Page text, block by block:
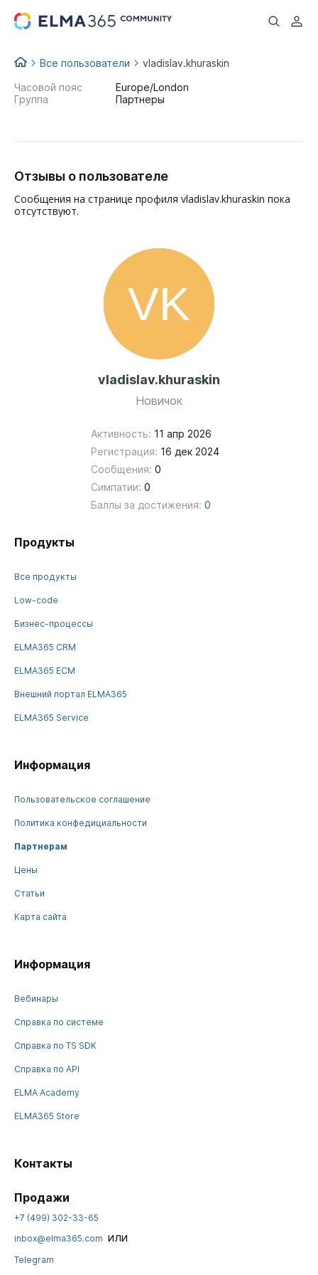
...
Все пользователи vladislav.khuraskin
vladislav.khuraskin
Новичок
Активность: 11 апр 2026
Регистрация: 16 дек 2024
Сообщения: 0
Симпатии: 0
Баллы за достижения: 0
Часовой пояс
Europe/London
Группа
Партнеры
Отзывы о пользователе
Сообщения на странице профиля vladislav.khuraskin пока
отсутствуют.
Продукты
Все продукты
Low-code
Бизнес-процессы
ELMA365 CRM
ELMA365 ECM
Внешний портал ELMA365
ELMA365 Service
Информация
Пользовательское соглашение
Политика конфедициальности
Партнерам
Цены
Статьи
Карта сайта
Информация
Вебинары
Справка по системе
Справка по TS SDK
Справка по API
ELMA Academy
ELMA365 Store
Контакты
Продажи
+7 (499) 302-33-65
inbox@elma365.com или
Telegram